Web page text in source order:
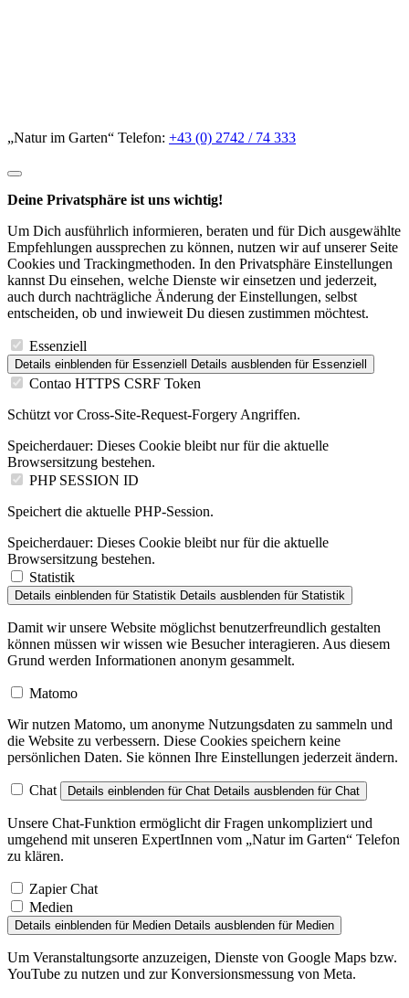
„Natur im Garten“ Telefon: +43 (0) 2742 / 74 333
Deine Privatsphäre ist uns wichtig!
Um Dich ausführlich informieren, beraten und für Dich ausgewählte
Empfehlungen aussprechen zu können, nutzen wir auf unserer Seite
Cookies und Trackingmethoden. In den Privatsphäre Einstellungen
kannst Du einsehen, welche Dienste wir einsetzen und jederzeit,
auch durch nachträgliche Änderung der Einstellungen, selbst
entscheiden, ob und inwieweit Du diesen zustimmen möchtest.
Essenziell
Details einblenden für Essenziell Details ausblenden für Essenziell
Contao HTTPS CSRF Token
Schützt vor Cross-Site-Request-Forgery Angriffen.
Speicherdauer: Dieses Cookie bleibt nur für die aktuelle
Browsersitzung bestehen.
PHP SESSION ID
Speichert die aktuelle PHP-Session.
Speicherdauer: Dieses Cookie bleibt nur für die aktuelle
Browsersitzung bestehen.
Statistik
Details einblenden für Statistik Details ausblenden für Statistik
Damit wir unsere Website möglichst benutzerfreundlich gestalten
können müssen wir wissen wie Besucher interagieren. Aus diesem
Grund werden Informationen anonym gesammelt.
Matomo
Wir nutzen Matomo, um anonyme Nutzungsdaten zu sammeln und
die Website zu verbessern. Diese Cookies speichern keine
persönlichen Daten. Sie können Ihre Einstellungen jederzeit ändern.
Chat Details einblenden für Chat Details ausblenden für Chat
Unsere Chat-Funktion ermöglicht dir Fragen unkompliziert und
umgehend mit unseren ExpertInnen vom „Natur im Garten“ Telefon
zu klären.
Zapier Chat
Medien
Details einblenden für Medien Details ausblenden für Medien
Um Veranstaltungsorte anzuzeigen, Dienste von Google Maps bzw.
YouTube zu nutzen und zur Konversionsmessung von Meta.